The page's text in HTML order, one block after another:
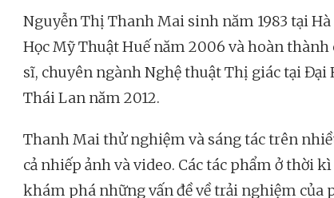
Nguyễn Thị Thanh Mai sinh năm 1983 tại
Học Mỹ Thuật Huế năm 2006 và hoàn
sĩ, chuyên ngành Nghệ thuật Thị giác tại Đại
Thái Lan năm 2012.
Thanh Mai thử nghiệm và sáng tác trên
cả nhiếp ảnh và video. Các tác phẩm ở thời
khám phá những vấn đề về trải nghiệm của